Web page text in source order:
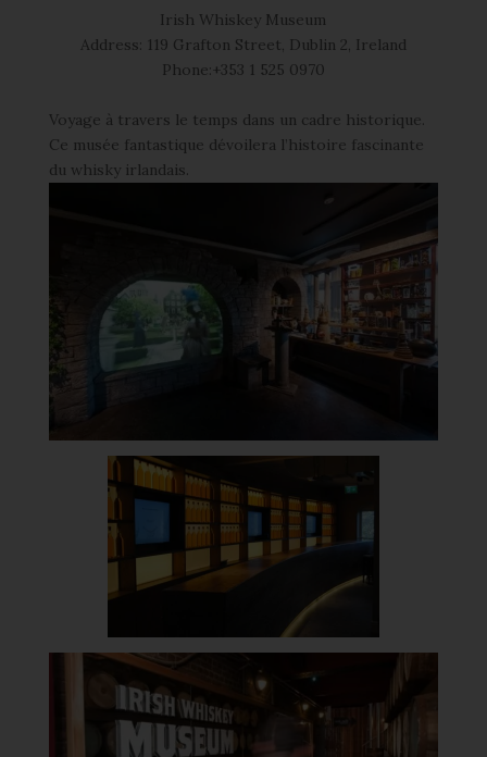
Irish Whiskey Museum
Address: 119 Grafton Street, Dublin 2, Ireland
Phone:+353 1 525 0970
Voyage à travers le temps dans un cadre historique.
Ce musée fantastique dévoilera l’histoire fascinante
du whisky irlandais.